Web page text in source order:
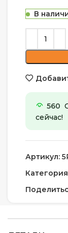
В
560
сейчас!
Артикул: